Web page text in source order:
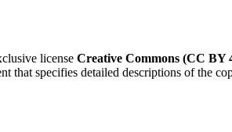
license Creative Commons (CC BY
that specifies detailed descriptions of the